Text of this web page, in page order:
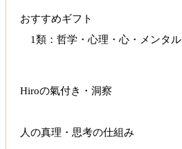
おすすめギフト
1類：哲学・心理・心・メンタル
Hiroの氣付き・洞察
人の真理・思考の仕組み